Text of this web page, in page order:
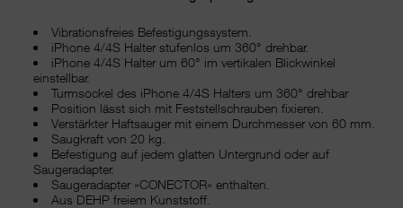
Vibrationsfreies Befestigungssystem.
iPhone 4/4S Halter stufenlos um 360° drehbar.
iPhone 4/4S Halter um 60° im vertikalen Blickwinkel
einstellbar.
Turmsockel des iPhone 4/4S Halters um 360° drehbar
Position lässt sich mit Feststellschrauben fixieren.
Verstärkter Haftsauger mit einem Durchmesser von 60 mm.
Saugkraft von 20 kg.
Befestigung auf jedem glatten Untergrund oder auf
Saugeradapter.
Saugeradapter »CONECTOR« enthalten.
Aus DEHP freiem Kunststoff.